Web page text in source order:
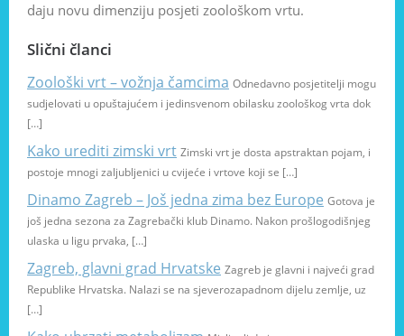
daju novu dimenziju posjeti zoološkom vrtu.
Slični članci
Zoološki vrt – vožnja čamcima Odnedavno posjetitelji mogu
sudjelovati u opuštajućem i jedinsvenom obilasku zoološkog vrta dok
[…]
Kako urediti zimski vrt Zimski vrt je dosta apstraktan pojam, i
postoje mnogi zaljubljenici u cvijeće i vrtove koji se […]
Dinamo Zagreb – Još jedna zima bez Europe Gotova je
još jedna sezona za Zagrebački klub Dinamo. Nakon prošlogodišnjeg
ulaska u ligu prvaka, […]
Zagreb, glavni grad Hrvatske Zagreb je glavni i najveći grad
Republike Hrvatska. Nalazi se na sjeverozapadnom dijelu zemlje, uz
[…]